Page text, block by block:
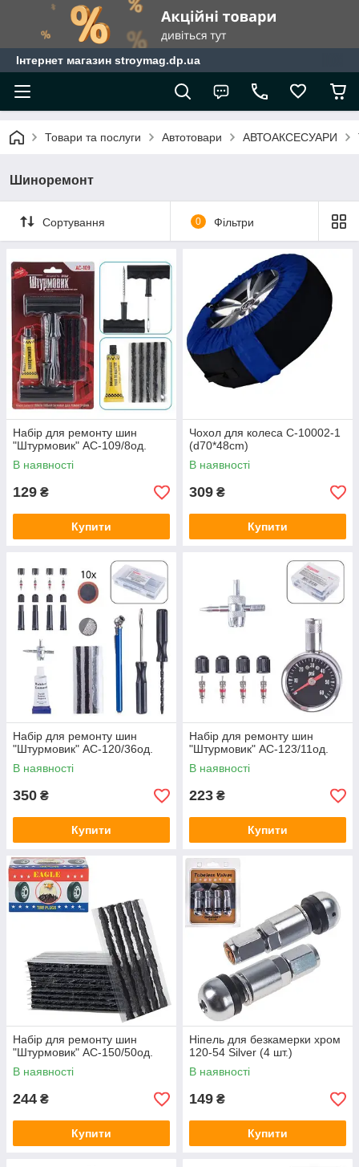
Інтернет магазин stroymag.dp.ua
Товари та послуги Автотовари АВТОАКСЕСУАРИ
Шиноремонт
Сортування 0 Фільтри
Набiр для ремонту шин
"Штурмовик" AC-109/8од.
В наявності
129 ₴
Купити
Чохол для колеса C-10002-1
(d70*48cm)
В наявності
309 ₴
Купити
Набiр для ремонту шин
"Штурмовик" AC-120/36од.
В наявності
350 ₴
Купити
Набiр для ремонту шин
"Штурмовик" AC-123/11од.
В наявності
223 ₴
Купити
Набiр для ремонту шин
"Штурмовик" AC-150/50од.
В наявності
244 ₴
Купити
Ніпель для безкамерки хром
120-54 Silver (4 шт.)
В наявності
149 ₴
Купити